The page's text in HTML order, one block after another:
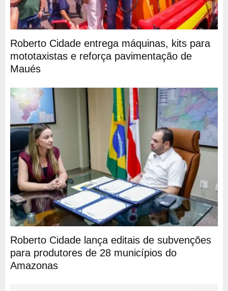
Roberto Cidade entrega máquinas, kits para
mototaxistas e reforça pavimentação de
Maués
Roberto Cidade lança editais de subvenções
para produtores de 28 municípios do
Amazonas